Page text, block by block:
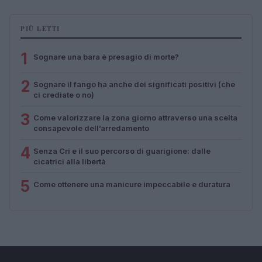
PIÙ LETTI
1 Sognare una bara è presagio di morte?
2 Sognare il fango ha anche dei significati positivi (che
ci crediate o no)
3 Come valorizzare la zona giorno attraverso una scelta
consapevole dell’arredamento
4 Senza Cri e il suo percorso di guarigione: dalle
cicatrici alla libertà
5 Come ottenere una manicure impeccabile e duratura